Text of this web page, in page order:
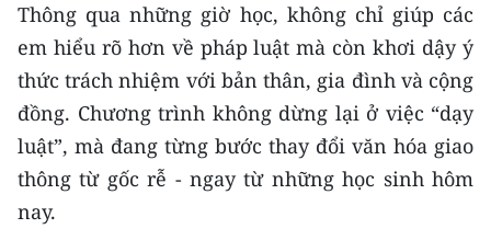
TIN MỚI
TIN ĐỊA PHƯƠNG
Trung du và miền núi phía Bắc
Đồng bằng sông Hồng
Bắc Trung Bộ
Thông qua những giờ học, không chỉ giúp các
em hiểu rõ hơn về pháp luật mà còn khơi dậy ý
thức trách nhiệm với bản thân, gia đình và cộng
đồng. Chương trình không dừng lại ở việc “dạy
luật”, mà đang từng bước thay đổi văn hóa giao
thông từ gốc rễ - ngay từ những học sinh hôm
nay.